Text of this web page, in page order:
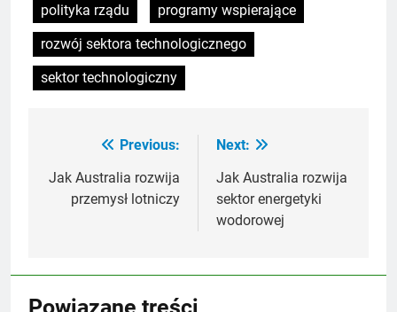
polityka rządu
programy wspierające
rozwój sektora technologicznego
sektor technologiczny
Nawigacja
wpisu
Previous:
Jak Australia rozwija
przemysł lotniczy
Next:
Jak Australia rozwija
sektor energetyki
wodorowej
Powiązane treści